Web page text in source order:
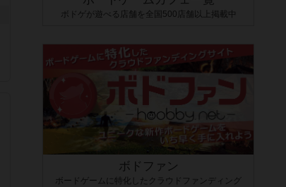
ボドゲが遊べる店舗を全国500店舗以上掲載中
ボドファン
ボードゲームに特化したクラウドファンディング